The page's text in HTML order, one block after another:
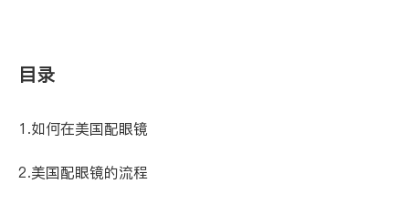
目录
1.如何在美国配眼镜
2.美国配眼镜的流程